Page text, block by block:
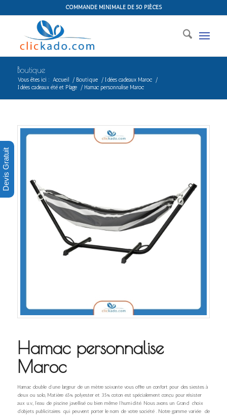
COMMANDE MINIMALE DE 50 PIÈCES
Boutique
Vous êtes ici : Accueil / Boutique / Idées cadeaux Maroc
/
Idées cadeaux été et Plage
/ Hamac personnalise Maroc
Hamac personnalise
Maroc
Hamac double d’une largeur de un mètre soixante vous offre un confort pour des siestes à
deux ou solo, Matière 65% polyester et 35% coton est spécialement conçu pour résister
aux u.v., l’eau de piscine javellisé ou bien même l’humidité. Nous avons un Grand choix
d’objets publicitaires qui peuvent porter le nom de votre société . Notre gamme variée de
Devis Gratuit